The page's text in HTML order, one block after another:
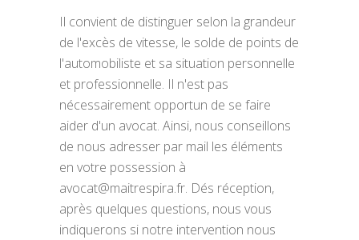
Il convient de distinguer selon la grandeur
de l'excès de vitesse, le solde de points de
l'automobiliste et sa situation personnelle
et professionnelle. Il n'est pas
nécessairement opportun de se faire
aider d'un avocat. Ainsi, nous conseillons
de nous adresser par mail les éléments
en votre possession à
avocat@maitrespira.fr. Dés réception,
après quelques questions, nous vous
indiquerons si notre intervention nous